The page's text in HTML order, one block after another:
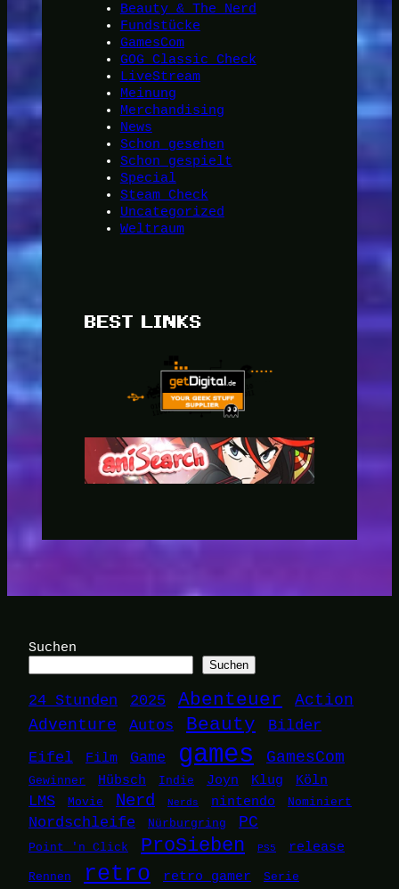
Beauty & The Nerd
Fundstücke
GamesCom
GOG Classic Check
LiveStream
Meinung
Merchandising
News
Schon gesehen
Schon gespielt
Special
Steam Check
Uncategorized
Weltraum
BEST LINKS
Suchen
Suchen
24 Stunden 2025 Abenteuer
Action
Adventure
Autos Beauty
Bilder
Eifel
Film Game games GamesCom
Gewinner Hübsch Indie Joyn Klug Köln
LMS Movie Nerd Nerds nintendo Nominiert
Nordschleife Nürburgring PC
Point 'n Click ProSieben PS5 release
Rennen retro retro gamer Serie